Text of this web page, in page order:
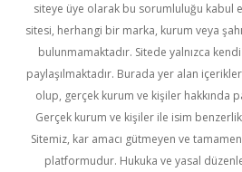
siteye üye olarak bu sorumluluğu kabul
sitesi, herhangi bir marka, kurum veya
bulunmamaktadır. Sitede yalnızca kendi
paylaşılmaktadır. Burada yer alan
olup, gerçek kurum ve kişiler hakkında
Gerçek kurum ve kişiler ile isim
Sitemiz, kar amacı gütmeyen ve
platformudur. Hukuka ve yasal